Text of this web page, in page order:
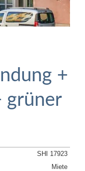
+
grüner
SHI 17923
Miete